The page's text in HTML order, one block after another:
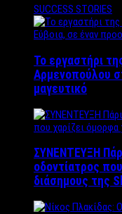
SUCCESS STORIES
Το εργαστήρι
Αρμενοπούλου
μαγευτικό
ΣΥΝΕΝΤΕΥΞΗ
οδοντίατρος
διάσημους της